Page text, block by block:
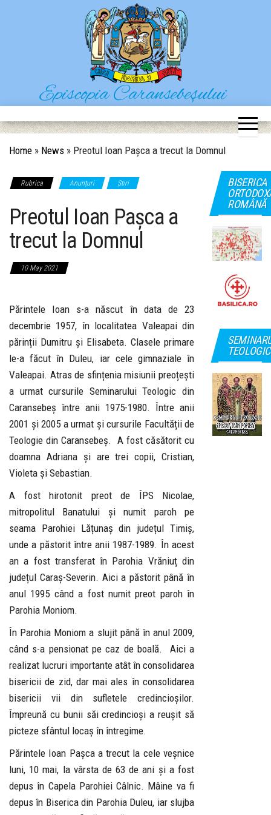
Episcopia Caransebeșului
Situl oficial al Episcopiei Caransebeșului
Home » News » Preotul Ioan Pașca a trecut la Domnul
Rubrica Anunțuri Știri
Preotul Ioan Pașca a
trecut la Domnul
10 May 2021
Părintele Ioan s-a născut în data de 23
decembrie 1957, în localitatea Valeapai din
părinții Dumitru și Elisabeta. Clasele primare
le-a făcut în Duleu, iar cele gimnaziale în
Valeapai. Atras de sfințenia misiunii preoțești
a urmat cursurile Seminarului Teologic din
Caransebeș între anii 1975-1980. Între anii
2001 și 2005 a urmat și cursurile Facultății de
Teologie din Caransebeș. A fost căsătorit cu
doamna Adriana și are trei copii, Cristian,
Violeta și Sebastian.
A fost hirotonit preot de ÎPS Nicolae,
mitropolitul Banatului și numit paroh pe
seama Parohiei Lățunaș din județul Timiș,
unde a păstorit între anii 1987-1989. În acest
an a fost transferat în Parohia Vrăniuț din
județul Caraș-Severin. Aici a păstorit până în
anul 1995 când a fost numit preot paroh în
Parohia Moniom.
În Parohia Moniom a slujit până în anul 2009,
când s-a pensionat pe caz de boală. Aici a
realizat lucruri importante atât în consolidarea
bisericii de zid, dar mai ales în consolidarea
bisericii vii din sufletele credincioșilor.
Împreună cu bunii săi credincioși a reușit să
picteze sfântul locaș în întregime.
Părintele Ioan Pașca a trecut la cele veșnice
luni, 10 mai, la vârsta de 63 de ani și a fost
depus în Capela Parohiei Câlnic. Mâine va fi
depus în Biserica din Parohia Duleu, iar slujba
BISERICA
ROMÂNĂ
TEOLOGIC